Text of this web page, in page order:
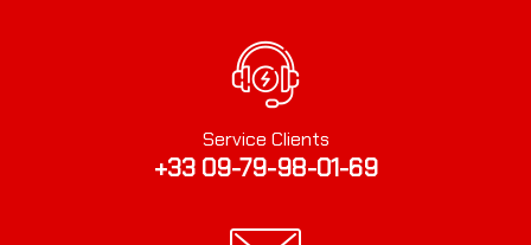
Service Clients
+33 09-79-98-01-69